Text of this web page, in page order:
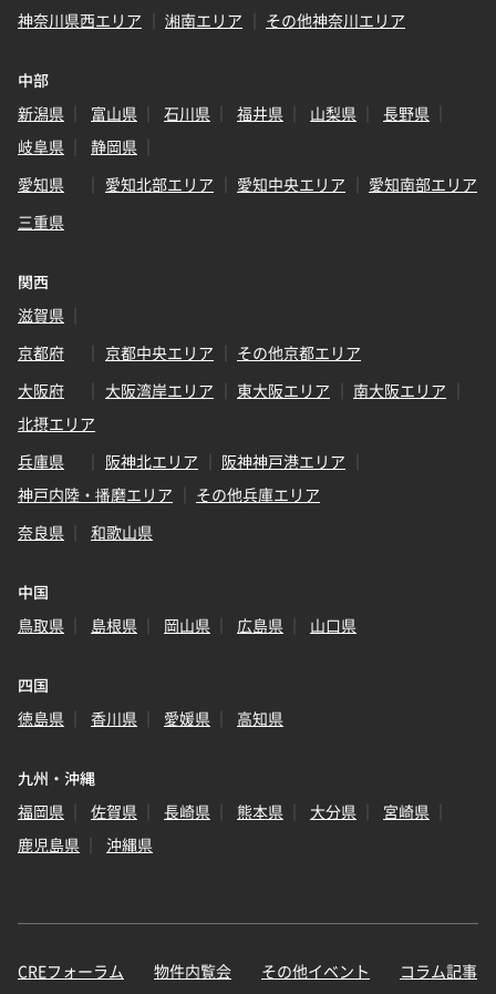
神奈川県西エリア
湘南エリア その他神奈川エリア
中部
新潟県
富山県 石川県 福井県 山梨県
長野県
岐阜県
静岡県
愛知県
愛知北部エリア 愛知中央エリア
愛知南部エリア
三重県
関西
滋賀県
京都府
京都中央エリア
その他京都エリア
大阪府
大阪湾岸エリア 東大阪エリア
南大阪エリア
北摂エリア
兵庫県
阪神北エリア
阪神神戸港エリア
神戸内陸・播磨エリア
その他兵庫エリア
奈良県
和歌山県
中国
鳥取県
島根県 岡山県 広島県 山口県
四国
徳島県
香川県 愛媛県 高知県
九州・沖縄
福岡県
佐賀県 長崎県 熊本県 大分県
宮崎県
鹿児島県
沖縄県
CREフォーラム 物件内覧会 その他イベント コラム記事